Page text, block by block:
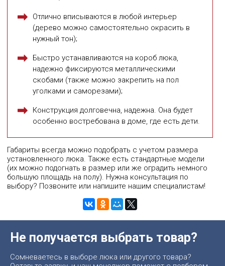
Отлично вписываются в любой интерьер
(дерево можно самостоятельно окрасить в
нужный тон);
Быстро устанавливаются на короб люка,
надежно фиксируются металлическими
скобами (также можно закрепить на пол
уголками и саморезами);
Конструкция долговечна, надежна. Она будет
особенно востребована в доме, где есть дети.
Габариты всегда можно подобрать с учетом размера
установленного люка. Также есть стандартные модели
(их можно подогнать в размер или же оградить немного
большую площадь на полу). Нужна консультация по
выбору? Позвоните или напишите нашим специалистам!
Не получается выбрать товар?
Сомневаетесь в выборе люка или другого товара?